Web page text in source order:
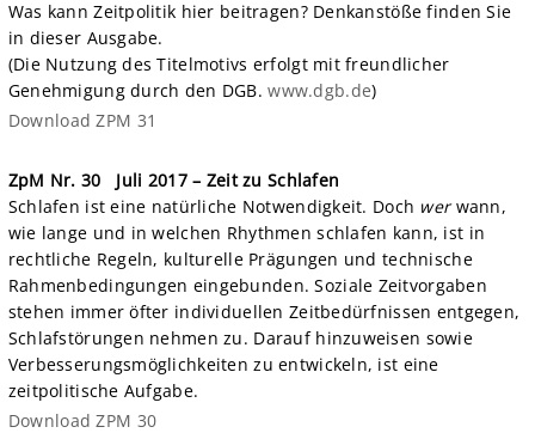
Was kann Zeitpolitik hier beitragen? Denkanstöße finden Sie
in dieser Ausgabe.
(Die Nutzung des Titelmotivs erfolgt mit freundlicher
Genehmigung durch den DGB.www.dgb.de)
Download ZPM 31
ZpM Nr. 30
Juli 2017 – Zeit zu Schlafen
Schlafen ist eine natürliche Notwendigkeit. Doch werwann,
wie lange und in welchen Rhythmen schlafen kann, ist in
rechtliche Regeln, kulturelle Prägungen und technische
Rahmenbedingungen eingebunden. Soziale Zeitvorgaben
stehen immer öfter individuellen Zeitbedürfnissen entgegen,
Schlafstörungen nehmen zu. Darauf hinzuweisen sowie
Verbesserungsmöglichkeiten zu entwickeln, ist eine
zeitpolitische Aufgabe.
Download ZPM 30